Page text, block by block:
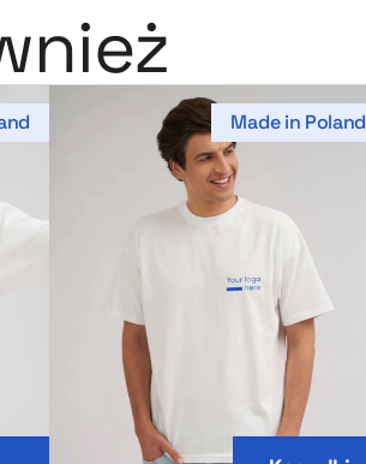
Made in Poland